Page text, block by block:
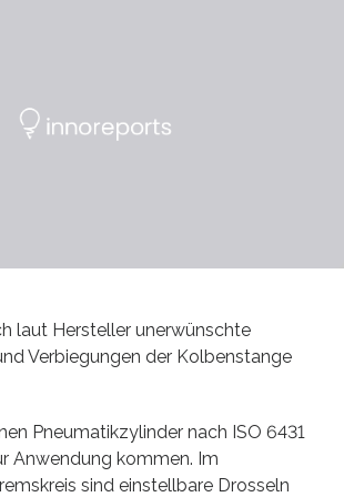
laut Hersteller unerwünschte
Verbiegungen der Kolbenstange
Pneumatikzylinder nach ISO 6431
Anwendung kommen. Im
sind einstellbare Drosseln